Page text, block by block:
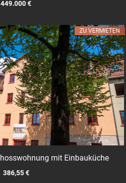
449.000 €
mit Einbauküche
386,55 €
ZU VERMIETEN